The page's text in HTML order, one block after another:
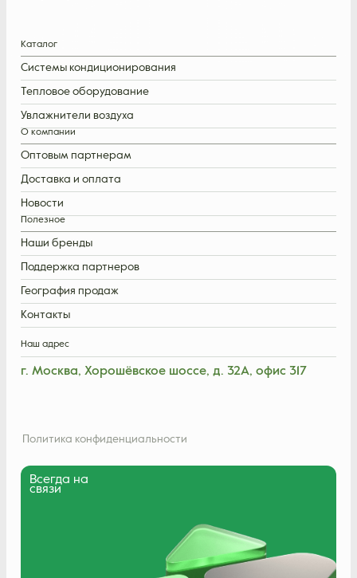
Каталог
Системы кондиционирования
Тепловое оборудование
Увлажнители воздуха
О компании
Оптовым партнерам
Доставка и оплата
Новости
Полезное
Наши бренды
Поддержка партнеров
География продаж
Контакты
Политика конфиденциальности
Наш адрес
г. Москва, Хорошёвское шоссе, д. 32А, офис 317
Всегда на
связи